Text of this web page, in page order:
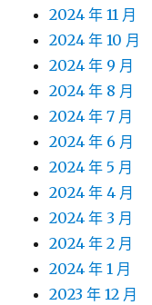
2024 年 11 月
2024 年 10 月
2024 年 9 月
2024 年 8 月
2024 年 7 月
2024 年 6 月
2024 年 5 月
2024 年 4 月
2024 年 3 月
2024 年 2 月
2024 年 1 月
2023 年 12 月